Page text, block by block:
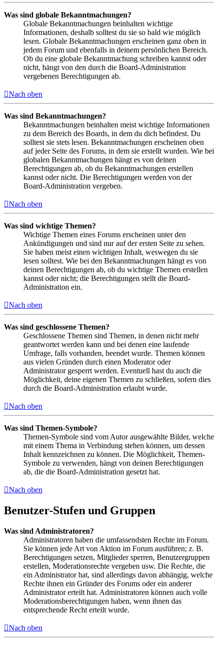
Was sind globale Bekanntmachungen?
Globale Bekanntmachungen beinhalten wichtige
Informationen, deshalb solltest du sie so bald wie möglich
lesen. Globale Bekanntmachungen erscheinen ganz oben in
jedem Forum und ebenfalls in deinem persönlichen Bereich.
Ob du eine globale Bekanntmachung schreiben kannst oder
nicht, hängt von den durch die Board-Administration
vergebenen Berechtigungen ab.
Nach oben
Was sind Bekanntmachungen?
Bekanntmachungen beinhalten meist wichtige Informationen
zu dem Bereich des Boards, in dem du dich befindest. Du
solltest sie stets lesen. Bekanntmachungen erscheinen oben
auf jeder Seite des Forums, in dem sie erstellt wurden. Wie bei
globalen Bekanntmachungen hängt es von deinen
Berechtigungen ab, ob du Bekanntmachungen erstellen
kannst oder nicht. Die Berechtigungen werden von der
Board-Administration vergeben.
Nach oben
Was sind wichtige Themen?
Wichtige Themen eines Forums erscheinen unter den
Ankündigungen und sind nur auf der ersten Seite zu sehen.
Sie haben meist einen wichtigen Inhalt, weswegen du sie
lesen solltest. Wie bei den Bekanntmachungen hängt es von
deinen Berechtigungen ab, ob du wichtige Themen erstellen
kannst oder nicht; die Berechtigungen stellt die Board-
Administration ein.
Nach oben
Was sind geschlossene Themen?
Geschlossene Themen sind Themen, in denen nicht mehr
geantwortet werden kann und bei denen eine laufende
Umfrage, falls vorhanden, beendet wurde. Themen können
aus vielen Gründen durch einen Moderator oder
Administrator gesperrt werden. Eventuell hast du auch die
Möglichkeit, deine eigenen Themen zu schließen, sofern dies
durch die Board-Administration erlaubt wurde.
Nach oben
Was sind Themen-Symbole?
Themen-Symbole sind vom Autor ausgewählte Bilder, welche
mit einem Thema in Verbindung stehen können, um dessen
Inhalt kennzeichnen zu können. Die Möglichkeit, Themen-
Symbole zu verwenden, hängt von deinen Berechtigungen
ab, die die Board-Administration gesetzt hat.
Nach oben
Benutzer-Stufen und Gruppen
Was sind Administratoren?
Administratoren haben die umfassendsten Rechte im Forum.
Sie können jede Art von Aktion im Forum ausführen; z. B.
Berechtigungen setzen, Mitglieder sperren, Benutzergruppen
erstellen, Moderationsrechte vergeben usw. Die Rechte, die
ein Administrator hat, sind allerdings davon abhängig, welche
Rechte ihnen ein Gründer des Forums oder ein anderer
Administrator erteilt hat. Administratoren können auch volle
Moderationsberechtigungen haben, wenn ihnen das
entsprechende Recht erteilt wurde.
Nach oben